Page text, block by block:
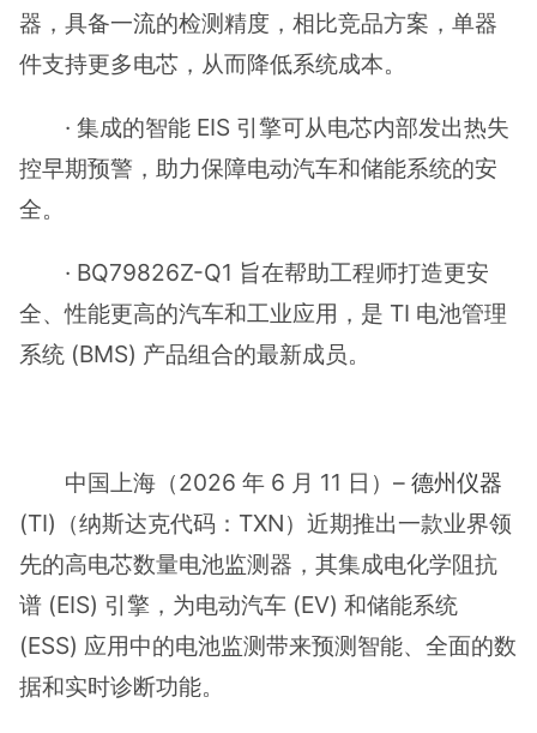
器，具备一流的检测精度，相比竞品方案，单器
件支持更多电芯，从而降低系统成本。
· 集成的智能 EIS 引擎可从电芯内部发出热失
控早期预警，助力保障电动汽车和储能系统的安
全。
· BQ79826Z-Q1 旨在帮助工程师打造更安
全、性能更高的汽车和工业应用，是 TI 电池管理
系统 (BMS) 产品组合的最新成员。
中国上海（2026 年 6 月 11 日）–德州仪器
(TI)（纳斯达克代码：TXN）近期推出一款业界领
先的高电芯数量电池监测器，其集成电化学阻抗
谱 (EIS) 引擎，为电动汽车 (EV) 和储能系统
(ESS) 应用中的电池监测带来预测智能、全面的数
据和实时诊断功能。